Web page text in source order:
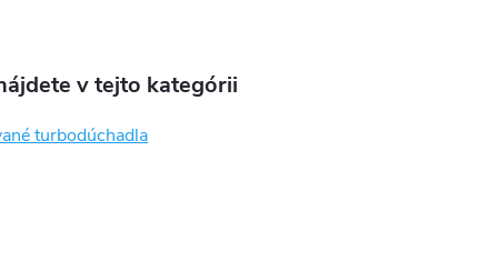
v tejto kategórii
turbodúchadla